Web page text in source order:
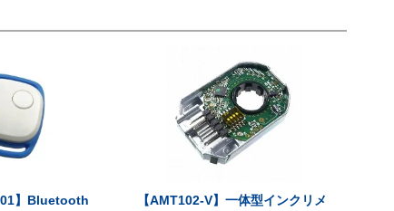
】Bluetooth
【AMT102-V】一体型インクリメ